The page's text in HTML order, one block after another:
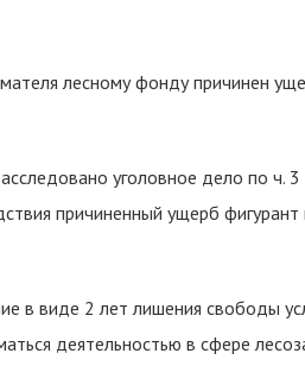
лесному фонду причинен
уголовное дело по ч.
причиненный ущерб
в виде 2 лет лишения свободы
деятельностью в сфере